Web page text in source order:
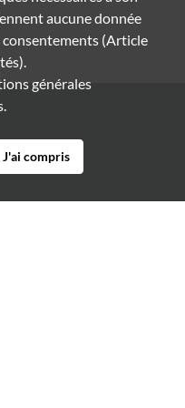
aucune donnée
(Article
générales
J'ai compris